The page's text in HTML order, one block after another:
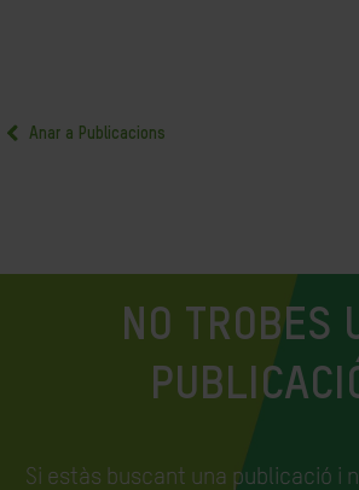
Anar a Publicacions
NO TROBES
Si estàs buscant una publicació i